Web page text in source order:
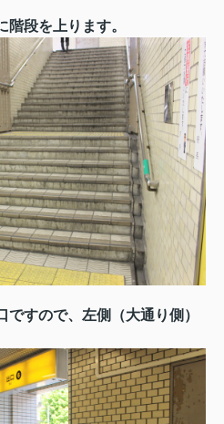
段を上ります。
すので、左側（大通り側）